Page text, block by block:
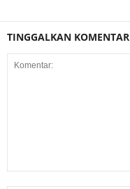
TINGGALKAN KOMENTAR